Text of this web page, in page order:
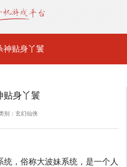
神贴身丫鬟
贴身丫鬟
别：玄幻仙侠
，俗称大波妹系统，是一个人